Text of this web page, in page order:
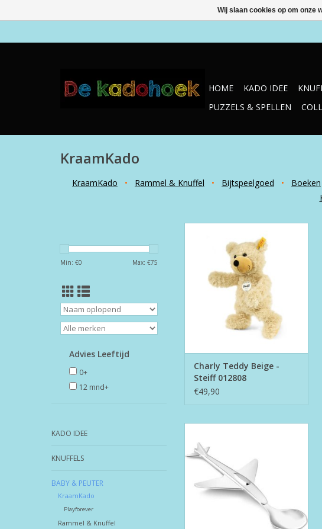
HOME KADO IDEE
PUZZELS & SPELLEN
KraamKado
KraamKado • Rammel & Knuffel • Bijtspeelgoed • Boeken
Min: €0 Max: €75
Advies Leeftijd
0+
12 mnd+
KADO IDEE
KNUFFELS
BABY & PEUTER
KraamKado
Playforever
Rammel & Knuffel
TOEVOEGEN AAN WINKELWAGEN
Charly Teddy Beige -
Steiff 012808
€49,90
TOEVOEGEN AAN WINKELWAGEN
Wij slaan cookies op om onze